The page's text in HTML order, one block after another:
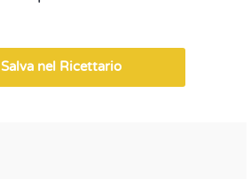
Salva nel Ricettario